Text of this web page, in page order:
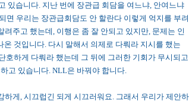
있습니다. 지난 번에 장관급 회담을 여느냐, 안여느냐
면 우리는 장관급회담도 안 할란다 이렇게 억지를 부려
주고 했는데, 이행은 좀 잘 안되고 있지만, 문제는 인
것입니다. 다시 말해서 의제로 다뤄라 지시를 했는
호하게 다뤄라 했는데 그 뒤에 그러한 기회가 무시되고
고 있습니다. NLL은 바꿔야 합니다.
게, 시끄럽긴 되게 시끄러워요. 그래서 우리가 제안하